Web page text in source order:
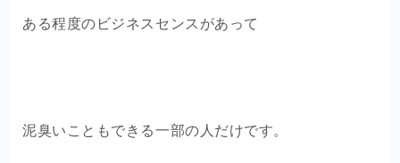
ある程度のビジネスセンスがあって
泥臭いこともできる一部の人だけです。